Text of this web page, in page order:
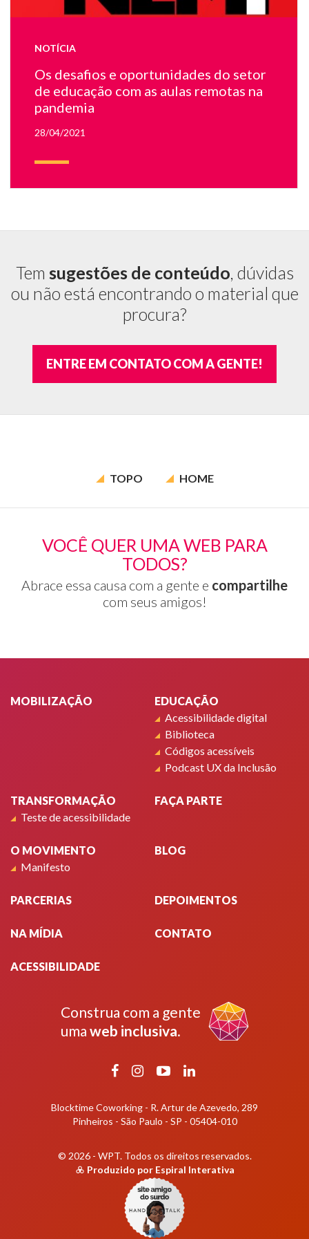
NOTÍCIA
Os desafios e oportunidades do setor
de educação com as aulas remotas na
pandemia
28/04/2021
Tem sugestões de conteúdo , dúvidas
ou não está encontrando o material que
procura?
ENTRE EM CONTATO COM A GENTE!
TOPO HOME
VOCÊ QUER UMA WEB PARA
TODOS?
Abrace essa causa com a gente e compartilhe
com seus amigos!
MOBILIZAÇÃO
EDUCAÇÃO
Acessibilidade digital
Biblioteca
Códigos acessíveis
Podcast UX da Inclusão
TRANSFORMAÇÃO
Teste de acessibilidade
FAÇA PARTE
O MOVIMENTO
Manifesto
BLOG
PARCERIAS DEPOIMENTOS
NA MÍDIA CONTATO
ACESSIBILIDADE
Construa com a gente
uma web inclusiva.
Facebook
Instagram
YouTubeLinkedIn
Blocktime Coworking - R. Artur de Azevedo, 289
Pinheiros - São Paulo - SP - 05404-010
© 2026 - WPT. Todos os direitos reservados.
Produzido por Espiral Interativa